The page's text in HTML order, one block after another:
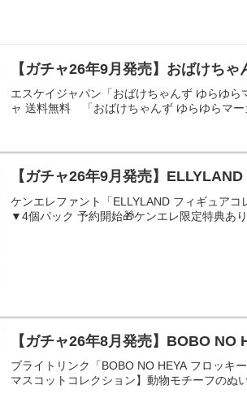
【ガチャ26年9月発売】おばけち
エスケイジャパン「おばけちゃんず ゆらゆ
ャ 送料無料 「おばけちゃんず ゆらゆらマ
【ガチャ26年9月発売】
ケンエレファント「ELLYLAND フィギュア
▼4個パック 予約開始🎁ケンエレ限定特典あ
【ガチャ26年8月発売】BOBO
ブライトリンク「BOBO NO HEYA フロッ
マスコットコレクション】動物モチーフのぬ